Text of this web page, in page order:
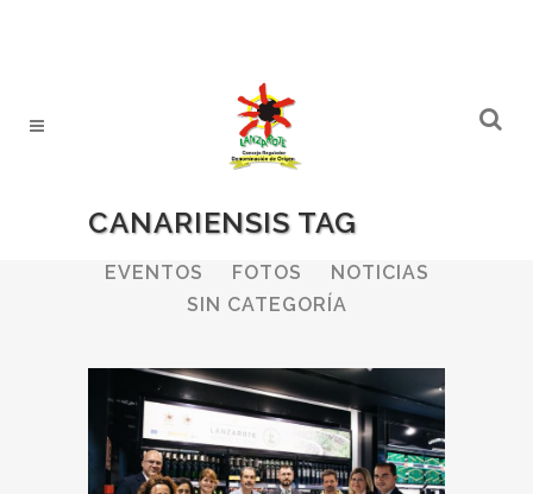
CANARIENSIS TAG
ALL BODEGAS
BOLETINES
EVENTOS
FOTOS
NOTICIAS
SIN CATEGORÍA